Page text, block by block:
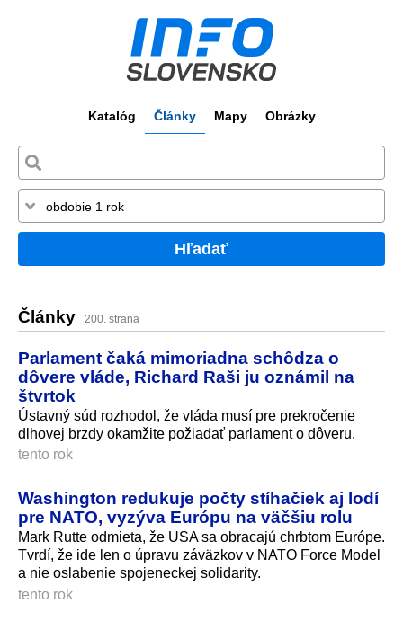
Katalóg Články Mapy Obrázky
Hľadať
Články 200. strana
Parlament čaká mimoriadna schôdza o
dôvere vláde, Richard Raši ju oznámil na
štvrtok
Ústavný súd rozhodol, že vláda musí pre prekročenie
dlhovej brzdy okamžite požiadať parlament o dôveru.
tento rok
Washington redukuje počty stíhačiek aj lodí
pre NATO, vyzýva Európu na väčšiu rolu
Mark Rutte odmieta, že USA sa obracajú chrbtom Európe.
Tvrdí, že ide len o úpravu záväzkov v NATO Force Model
a nie oslabenie spojeneckej solidarity.
tento rok